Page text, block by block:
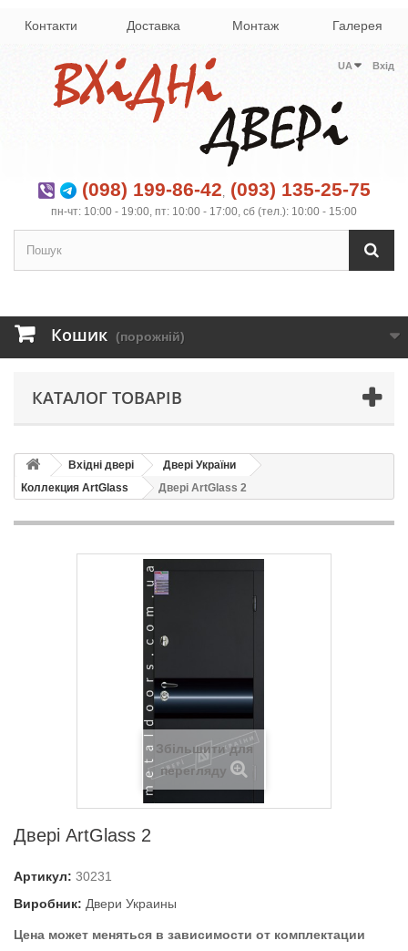
Контакти Доставка Монтаж Галерея
Вхід
UA
(098) 199-86-42, (093) 135-25-75
пн-чт: 10:00 - 19:00, пт: 10:00 - 17:00, сб (тел.): 10:00 - 15:00
Кошик (порожній)
КАТАЛОГ ТОВАРІВ
Вхідні двері
Двері України
Коллекция ArtGlass
Двері ArtGlass 2
Збільшити для
перегляду
Двері ArtGlass 2
Артикул: 30231
Виробник: Двери Украины
Цена может меняться в зависимости от комплектации